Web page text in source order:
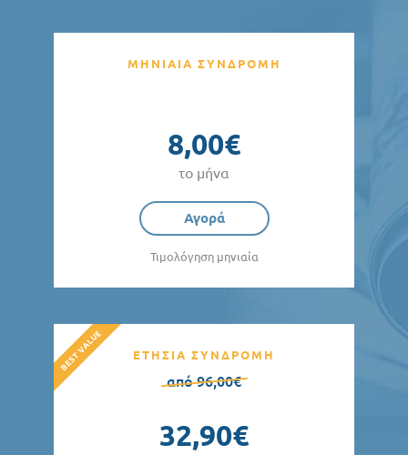
ΜΗΝΙΑΙΑ ΣΥΝΔΡΟΜΗ
8,00€
το μήνα
Αγορά
Τιμολόγηση μηνιαία
ΕΤΗΣΙΑ ΣΥΝΔΡΟΜΗ
από 96,00€
32,90€